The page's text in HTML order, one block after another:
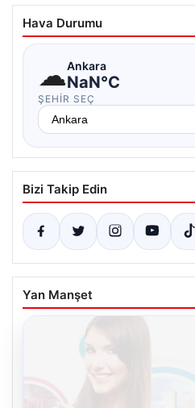
Hava Durumu
☁Ankara
NaN°C
ŞEHIR SEÇ
Bizi Takip Edin
Yan Manşet